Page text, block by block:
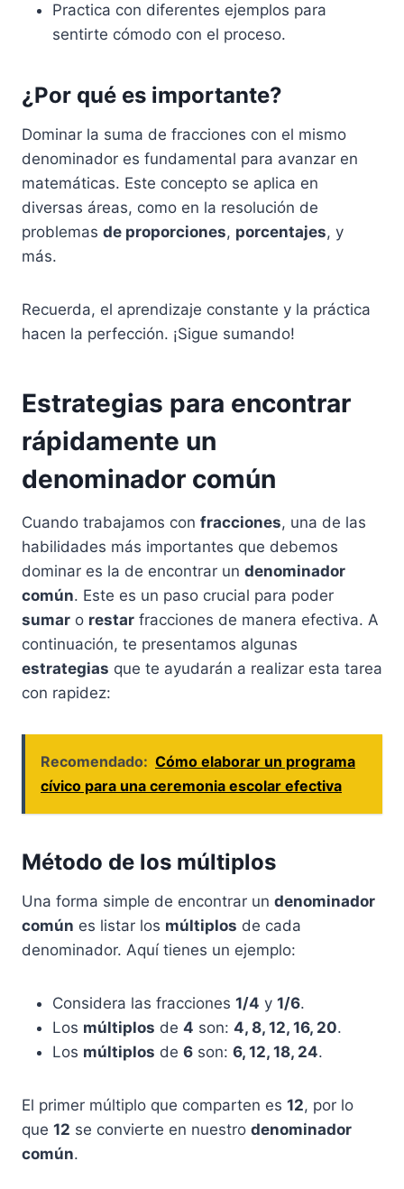
Practica con diferentes ejemplos para
sentirte cómodo con el proceso.
¿Por qué es importante?
Dominar la suma de fracciones con el mismo
denominador es fundamental para avanzar en
matemáticas. Este concepto se aplica en
diversas áreas, como en la resolución de
problemas de proporciones, porcentajes, y
más.
Recuerda, el aprendizaje constante y la práctica
hacen la perfección. ¡Sigue sumando!
Estrategias para encontrar
rápidamente un
denominador común
Cuando trabajamos con fracciones, una de las
habilidades más importantes que debemos
dominar es la de encontrar un denominador
común. Este es un paso crucial para poder
sumar o restar fracciones de manera efectiva. A
continuación, te presentamos algunas
estrategias que te ayudarán a realizar esta tarea
con rapidez:
Recomendado: Cómo elaborar un programa
cívico para una ceremonia escolar efectiva
Método de los múltiplos
Una forma simple de encontrar un denominador
común es listar los múltiplos de cada
denominador. Aquí tienes un ejemplo:
Considera las fracciones 1/4 y 1/6.
Los múltiplos de 4 son: 4, 8, 12, 16, 20.
Los múltiplos de 6 son: 6, 12, 18, 24.
El primer múltiplo que comparten es 12, por lo
que 12 se convierte en nuestro denominador
común.